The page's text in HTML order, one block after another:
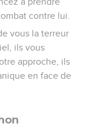
contre lui.
vous la terreur
ils vous
approche, ils
en face de